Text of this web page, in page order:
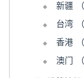
新疆
台湾
香港
澳门